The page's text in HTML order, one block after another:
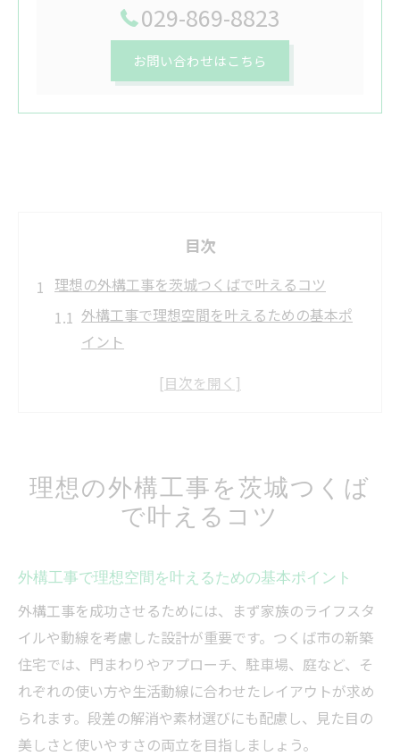
029-869-8823
お問い合わせはこちら
目次
理想の外構工事を茨城つくばで叶えるコツ
外構工事で理想空間を叶えるための基本ポ
イント
つくばで外構工事を安く依頼するコツ
おしゃれなエクステリア実現術を解説
外構工事でおしゃれなデザインを実現する
つくばで人気のエクステリアトレンド紹介
外構工事とエクステリアの調和を考えるポ
イント
おしゃれ外構工事におすすめの素材選び
口コミで人気の外構工事アイデアまとめ
コスパ重視の外構工事選び方ガイド
理想の外構工事を茨城つくば
で叶えるコツ
外構工事で理想空間を叶えるための基本ポイント
外構工事を成功させるためには、まず家族のライフスタ
イルや動線を考慮した設計が重要です。つくば市の新築
住宅では、門まわりやアプローチ、駐車場、庭など、そ
れぞれの使い方や生活動線に合わせたレイアウトが求め
られます。段差の解消や素材選びにも配慮し、見た目の
美しさと使いやすさの両立を目指しましょう。